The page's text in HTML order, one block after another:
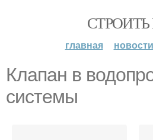
СТРОИТЬ
главная новости
Клапан в
системы